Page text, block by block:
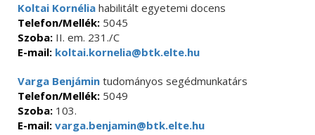
Koltai Kornélia habilitált egyetemi docens
Telefon/Mellék: 5045
Szoba: II. em. 231./C
E-mail: koltai.kornelia@btk.elte.hu
Varga Benjámin tudományos segédmunkatárs
Telefon/Mellék: 5049
Szoba: 103.
E-mail: varga.benjamin@btk.elte.hu